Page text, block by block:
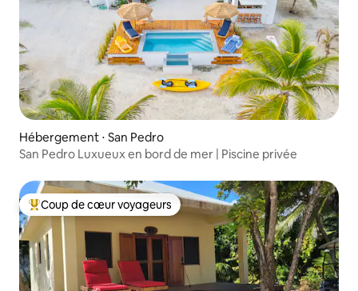
Hébergement ⋅ San Pedro
San Pedro Luxueux en bord de mer | Piscine privée
Coups de cœur voyageurs les plus appréciés
Coup de cœur voyageurs